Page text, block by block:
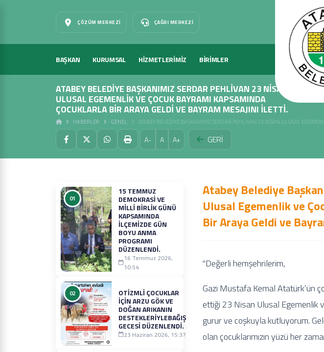
ÇÖZÜM MERKEZI ÇAĞRI MERKEZI
BAŞKAN KURUMSAL HİZMETLERİMİZ BİRİMLER
ATABEY BELEDIYE BAŞKANIMIZ SERDAR PEHLIVAN 23 NISAN
ULUSAL EGEMENLIK VE ÇOCUK BAYRAMI KAPSAMINDA
ÇOCUKLARLA BIR ARAYA GELDI VE BAYRAM MESAJINI İLETTI.
HABERLER GENEL ATABEY BELEDIYE BAŞKANIMIZ SERDAR PEHLIVAN 23 NISAN ULUSAL
A- A A+ GERİ
01
15 TEMMUZ
DEMOKRASI VE
MILLI BIRLIK GÜNÜ
KAPSAMINDA
İLÇEMIZDE GÜN
BOYU ANMA
PROGRAMI
DÜZENLENDI.
16 Temmuz 2026,
10:54
02
OTİZMLİ ÇOCUKLAR
İÇİN ARZU GÖK VE
DOĞAN ARIKANIN
DESTEKLERİYLEBAĞIŞ
GECESİ DÜZENLENDİ.
23 Haziran 2026, 15:37
Atabey Belediye
Ulusal Egemenlik ve
Bir Araya Geldi ve
''Değerli hemşehrilerim,
Gazi Mustafa Kemal Atatürk’ün
ettiği 23 Nisan Ulusal Egemenlik
gurur ve coşkuyla kutluyorum.
olan çocuklarımızın yüzü her